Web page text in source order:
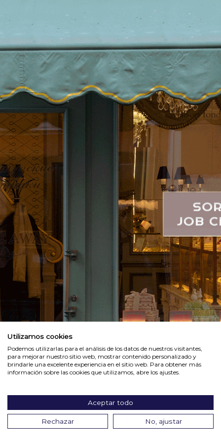
Utilizamos cookies
Podemos utilizarlas para el análisis de los datos de nuestros visitantes,
para mejorar nuestro sitio web, mostrar contenido personalizado y
brindarle una excelente experiencia en el sitio web. Para obtener más
información sobre las cookies que utilizamos, abre los ajustes.
Aceptar todo
Rechazar No, ajustar